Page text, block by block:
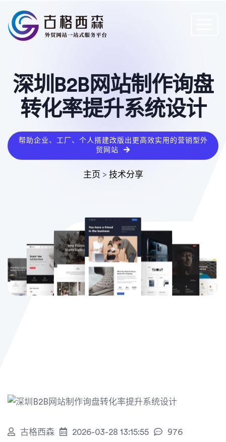
深圳B2B网站制作询盘
转化率提升系统设计
帮助企业、工厂、个人搭建改版出更高效实用的营销型外
贸网站
主页 > 技术分享
古格西森 2026-03-28 13:15:55 976